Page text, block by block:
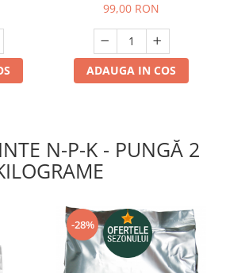
+ Perfect 250 ml + Fast
Grow plus 20-20-20 - 250
grame)
99,00 RON
ADAUGA IN COS
N-P-K - PUNGĂ 2
-28%